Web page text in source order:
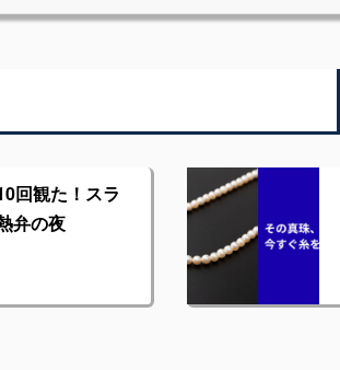
回観た！スラ
弁の夜